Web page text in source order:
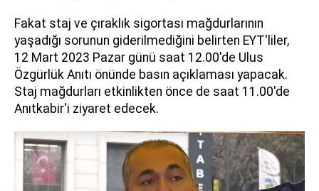
Fakat staj ve çıraklık sigortası mağdurlarının
yaşadığı sorunun giderilmediğini belirten EYT'liler,
12 Mart 2023 Pazar günü saat 12.00'de Ulus
Özgürlük Anıtı önünde basın açıklaması yapacak.
Staj mağdurları etkinlikten önce de saat 11.00'de
Anıtkabir'i ziyaret edecek.